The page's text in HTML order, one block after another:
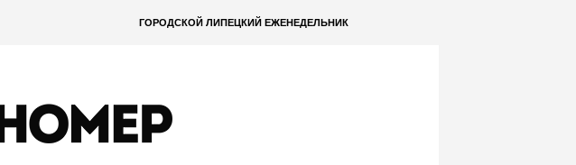
ГОРОДСКОЙ ЛИПЕЦКИЙ ЕЖЕНЕДЕЛЬНИК